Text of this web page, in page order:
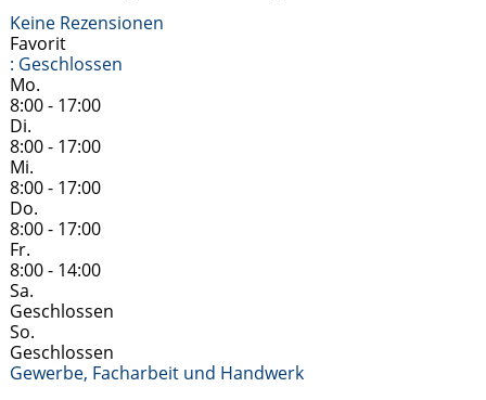
Keine Rezensionen
Favorit
: Geschlossen
Mo.
8:00 - 17:00
Di.
8:00 - 17:00
Mi.
8:00 - 17:00
Do.
8:00 - 17:00
Fr.
8:00 - 14:00
Sa.
Geschlossen
So.
Geschlossen
Gewerbe, Facharbeit und Handwerk